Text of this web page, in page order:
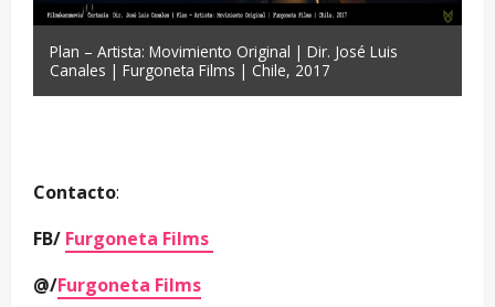
Plan – Artista: Movimiento Original | Dir. José Luis
Canales | Furgoneta Films | Chile, 2017
Contacto:
FB/ Furgoneta Films
@/Furgoneta Films